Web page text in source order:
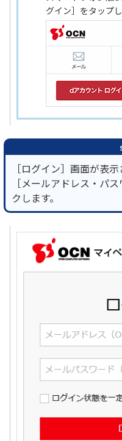
グイン］をタップし
［ログイン］画面が表示
［メールアドレス・パ
クします。